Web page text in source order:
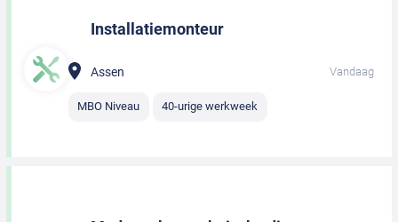
Installatiemonteur
Assen Vandaag
MBO Niveau 40-urige werkweek